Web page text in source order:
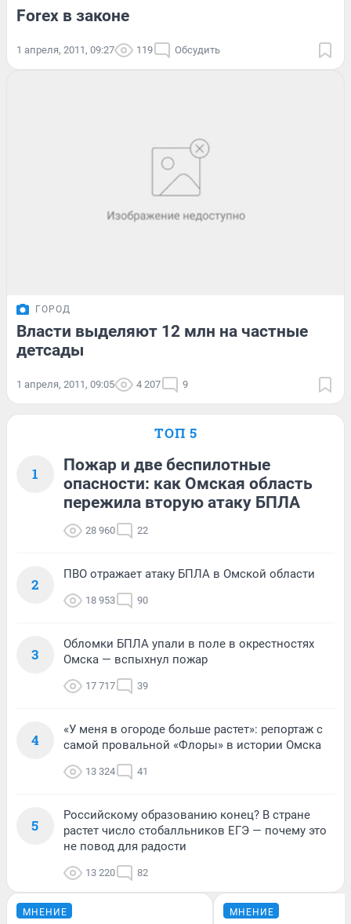
Forex в законе
1 апреля, 2011, 09:27 119 Обсудить
ГОРОД
Власти выделяют 12 млн на частные
детсады
1 апреля, 2011, 09:05 4 207 9
ТОП 5
1
Пожар и две беспилотные
опасности: как Омская область
пережила вторую атаку БПЛА
28 960 22
2
ПВО отражает атаку БПЛА в Омской области
18 953 90
3
Обломки БПЛА упали в поле в окрестностях
Омска — вспыхнул пожар
17 717 39
4
«У меня в огороде больше растет»: репортаж с
самой провальной «Флоры» в истории Омска
13 324 41
5
Российскому образованию конец? В стране
растет число стобалльников ЕГЭ — почему это
не повод для радости
13 220 82
МНЕНИЕ МНЕНИЕ